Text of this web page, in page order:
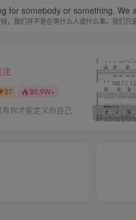
for somebody or something. We
，我们并不是在等什么人或什么事。我们只
注
37 80.9W+
你才能定义你自己